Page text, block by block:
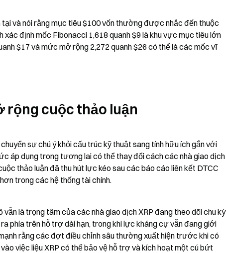
và nói rằng mục tiêu $100 vốn thường được nhắc đến thuộc
xác định mốc Fibonacci 1,618 quanh $9 là khu vực mục tiêu lớn
$17 và mức mở rộng 2,272 quanh $26 có thể là các mốc vĩ
rộng cuộc thảo luận
sự chú ý khỏi cấu trúc kỹ thuật sang tính hữu ích gắn với
áp dụng trong tương lai có thể thay đổi cách các nhà giao dịch
thảo luận đã thu hút lực kéo sau các báo cáo liên kết DTCC
trong các hệ thống tài chính.
vẫn là trọng tâm của các nhà giao dịch XRP đang theo dõi chu kỳ
phía trên hỗ trợ dài hạn, trong khi lực kháng cự vẫn đang giới
rằng các đợt điều chỉnh sâu thường xuất hiện trước khi có
việc liệu XRP có thể bảo vệ hỗ trợ và kích hoạt một cú bứt